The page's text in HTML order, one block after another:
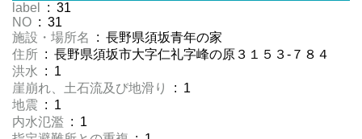
label
: 31
NO : 31
施設・場所名
: 長野県須坂青年の家
住所 : 長野県須坂市大字仁礼字峰の原３１５３-７８４
洪水
: 1
崖崩れ、土石流及び地滑り
: 1
地震 : 1
内水氾濫 : 1